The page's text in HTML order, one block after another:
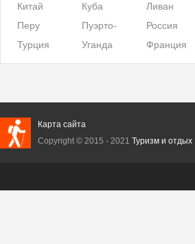
Китай
Куба Ливан
Перу
Пуэрто-
Рико
Россия
Турция Уганда Франция
Карта сайта
Copyright © 2015 - 2021 Туризм и отдых